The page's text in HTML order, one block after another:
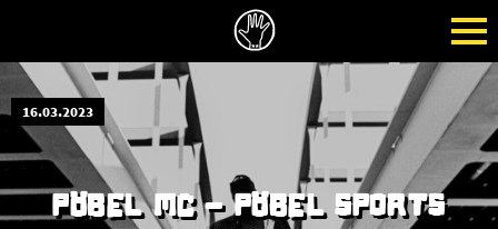
16.03.2023
PÖBEL MC - PÖBEL SPORTS